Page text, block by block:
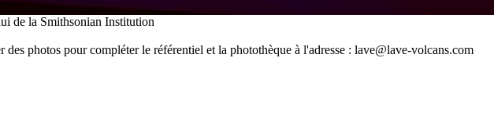
de la Smithsonian Institution
photos pour compléter le référentiel et la photothèque à l'adresse : lave@lave-volcans.com